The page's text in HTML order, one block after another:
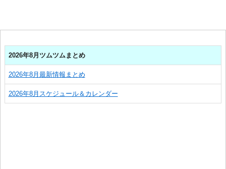
2026年8月ツムツムまとめ
2026年8月最新情報まとめ
2026年8月スケジュール＆カレンダー